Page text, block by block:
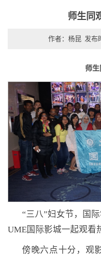
师生同
作者：杨昆 发布
师
“三八”妇女节，国
UME国际影城一起观
傍晚六点十分，观